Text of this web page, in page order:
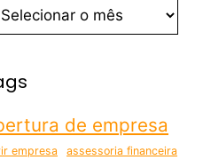
de empresa
empresa
assessoria financeira